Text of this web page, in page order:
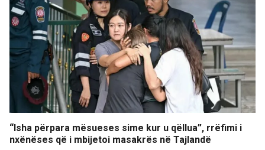
“Isha përpara mësueses sime kur u qëllua”, rrëfimi i
nxënëses që i mbijetoi masakrës në Tajlandë